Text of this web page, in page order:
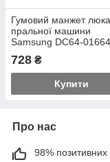
Гумовий манжет
пральної машини
Samsung DC64-
728 ₴
Купити
Про нас
98% позитивних